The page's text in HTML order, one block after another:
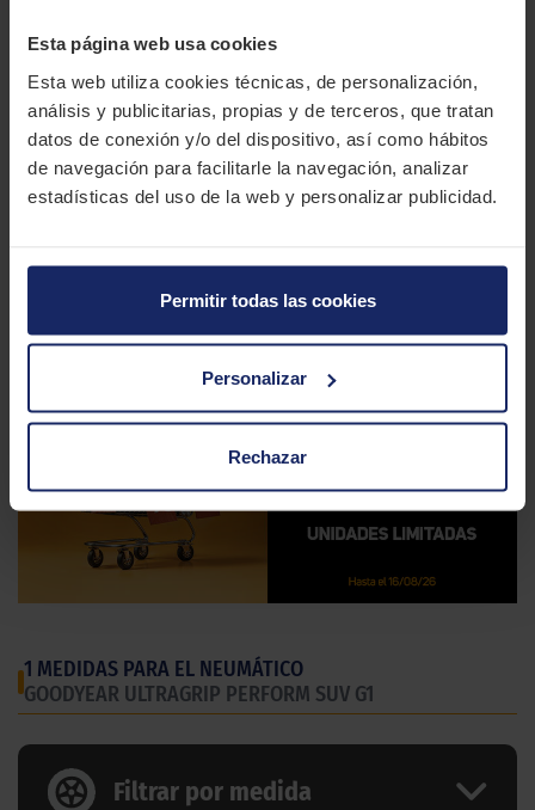
Esta página web usa cookies
Esta web utiliza cookies técnicas, de personalización,
análisis y publicitarias, propias y de terceros, que tratan
datos de conexión y/o del dispositivo, así como hábitos
de navegación para facilitarle la navegación, analizar
estadísticas del uso de la web y personalizar publicidad.
Permitir todas las cookies
Personalizar
Rechazar
condición meteorológica.
CARACTERÍSTICAS TÉCNICAS
GOODYEAR
Modelo
ULTRAGRIP PERFORM SUV G1
1 MEDIDAS PARA EL NEUMÁTICO
GOODYEAR ULTRAGRIP PERFORM SUV G1
Filtrar por medida